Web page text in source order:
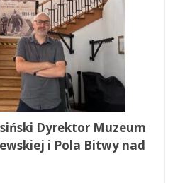
Dyrektor Muzeum
i Pola Bitwy nad